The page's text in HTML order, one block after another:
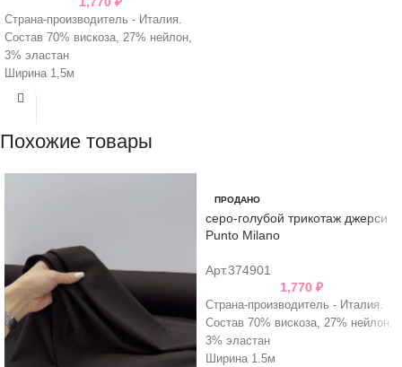
Страна-производитель - Италия.
Состав 70% вискоза, 27% нейлон,
3% эластан
Ширина 1,5м
Плотность 640 г/пм (420 г/м2)
Похожие товары
ПРОДАНО
серо-голубой трикотаж джерси
Punto Milano
Арт.374901
1,770 ₽
Страна-производитель - Италия.
Состав 70% вискоза, 27% нейлон,
3% эластан
Ширина 1.5м